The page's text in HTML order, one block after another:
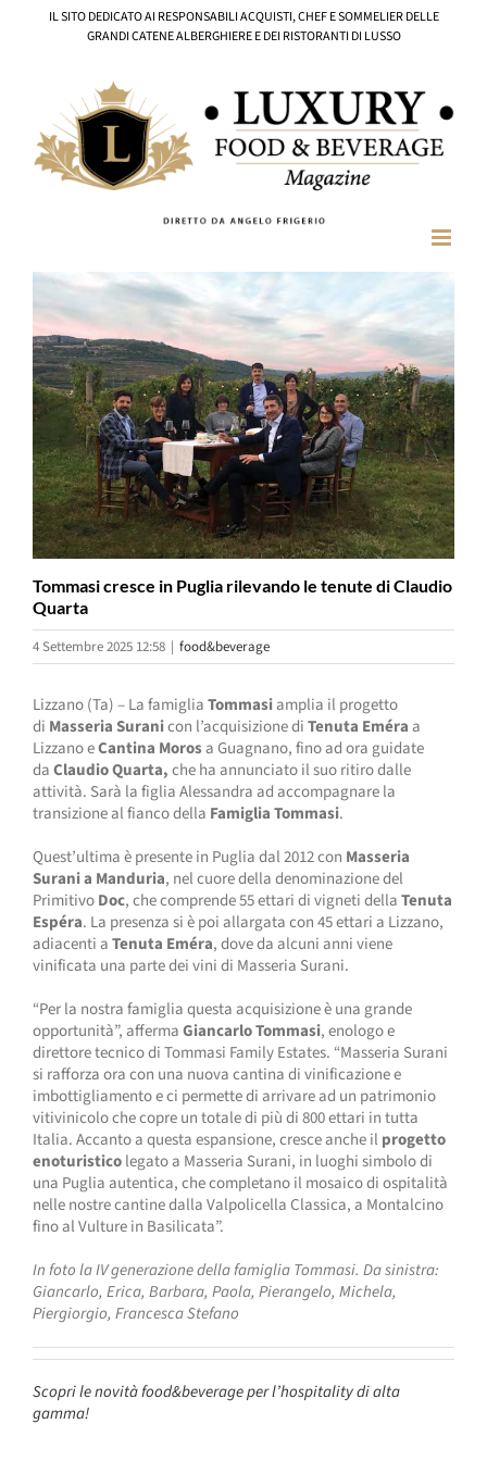
IL SITO DEDICATO AI RESPONSABILI ACQUISTI, CHEF E SOMMELIER DELLE
GRANDI CATENE ALBERGHIERE E DEI RISTORANTI DI LUSSO
Ingrandisci
Tommasi cresce in Puglia rilevando le tenute di Claudio
Quarta
4 Settembre 2025 12:58 | food&beverage
Lizzano (Ta) – La famigliaTommasiamplia il progetto
di Masseria Suranicon l’acquisizione diTenuta Eméraa
Lizzano eCantina Morosa Guagnano, fino ad ora guidate
daClaudio Quarta,che ha annunciato il suo ritiro dalle
attività. Sarà la figlia Alessandra ad accompagnare la
transizione al fianco della Famiglia Tommasi.
Quest’ultima è presente in Puglia dal 2012 con Masseria
Surani a Manduria, nel cuore della denominazione del
PrimitivoDoc, che comprende 55 ettari di vigneti dellaTenuta
Espéra. La presenza si è poi allargata con 45 ettari a Lizzano,
adiacenti aTenuta Eméra, dove da alcuni anni viene
vinificata una parte dei vini di Masseria Surani.
“Per la nostra famiglia questa acquisizione è una grande
opportunità”, affermaGiancarlo Tommasi, enologo e
direttore tecnico di Tommasi Family Estates. “Masseria Surani
si rafforza ora con una nuova cantina di vinificazione e
imbottigliamento e ci permette di arrivare ad un patrimonio
vitivinicolo che copre un totale di più di 800 ettari in tutta
Italia. Accanto a questa espansione, cresce anche il progetto
enoturisticolegato a Masseria Surani, in luoghi simbolo di
una Puglia autentica, che completano il mosaico di ospitalità
nelle nostre cantine dalla Valpolicella Classica, a Montalcino
fino al Vulture in Basilicata”.
In foto la IV generazione della famiglia Tommasi. Da sinistra:
Giancarlo, Erica, Barbara, Paola, Pierangelo, Michela,
Piergiorgio, Francesca Stefano
Scopri le novità food&beverage per l’hospitality di alta
gamma!